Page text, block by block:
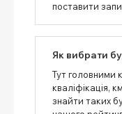
поставити
Як вибрати
Тут головними
кваліфікація,
знайти таких